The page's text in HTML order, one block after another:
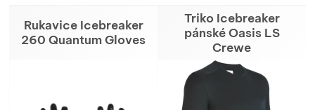
Rukavice Icebreaker
260 Quantum Gloves
Triko Icebreaker
pánské Oasis LS
Crewe